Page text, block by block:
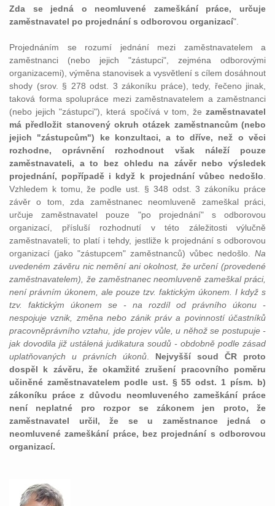
Zda se jedná o neomluvené zameškání práce, určuje
zaměstnavatel po projednání s odborovou organizací".
Projednáním se rozumí jednání mezi zaměstnavatelem a
zaměstnanci (nebo jejich "zástupci", zejména odborovými
organizacemi), výměna stanovisek a vysvětlení s cílem dosáhnout
shody (srov. § 278 odst. 3 zákoníku práce), tedy, řečeno jinak,
taková forma spolupráce mezi zaměstnavatelem a zaměstnanci
(nebo jejich "zástupci"), která spočívá v tom, že zaměstnavatel
má předložit stanovený okruh otázek zaměstnancům (nebo
jejich "zástupcům") ke konzultaci, a to dříve, než o věci
rozhodne, oprávnění rozhodnout však náleží pouze
zaměstnavateli, a to bez ohledu na závěr nebo výsledek
projednání, popřípadě i když k projednání vůbec nedošlo
Vzhledem k tomu, že podle ust. § 348 odst. 3 zákoníku práce
závěr o tom, zda zaměstnanec neomluveně zameškal práci,
určuje zaměstnavatel pouze "po projednání" s odborovou
organizací, přísluší rozhodnutí v této záležitosti výlučně
zaměstnavateli; to platí i tehdy, jestliže k projednání s odborovou
organizací (jako "zástupcem" zaměstnanců) vůbec nedošlo. Na
uvedeném závěru nic nemění ani okolnost, že určení (provedené
zaměstnavatelem), že zaměstnanec neomluveně zameškal práci,
není právním úkonem, ale pouze tzv. faktickým úkonem. I když s
tzv. faktickým úkonem se - na rozdíl od právního úkonu -
nespojuje vznik, změna nebo zánik práv a povinností účastníků
pracovněprávního vztahu, jde projev vůle, u něhož se postupuje -
jak dovodila již ustálená judikatura soudů - obdobně podle zásad
uplatňovaných u právních úkonů
Nejvyšší soud ČR proto
dospěl k závěru, že okamžité zrušení pracovního poměru
učiněné zaměstnavatelem podle ust. § 55 odst. 1 písm. b)
zákoníku práce z důvodu neomluveného zameškání práce
není neplatné pro rozpor se zákonem jen proto, že
zaměstnavatel určil, že se u zaměstnance jedná o
neomluvené zameškání práce, bez projednání s odborovou
organizací.